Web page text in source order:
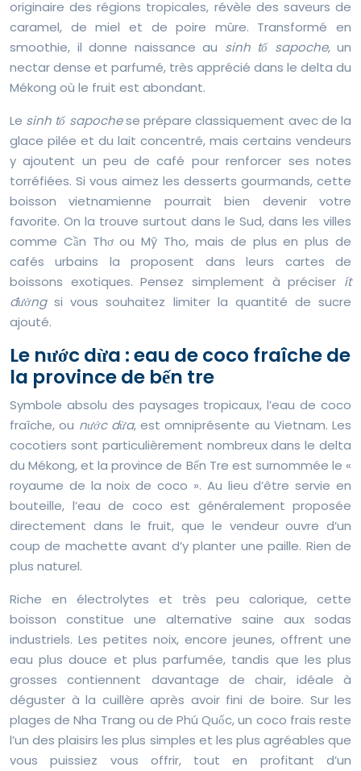
originaire des régions tropicales, révèle des saveurs de
caramel, de miel et de poire mûre. Transformé en
smoothie, il donne naissance au sinh tố sapoche, un
nectar dense et parfumé, très apprécié dans le delta du
Mékong où le fruit est abondant.
Le sinh tố sapochese prépare classiquement avec de la
glace pilée et du lait concentré, mais certains vendeurs
y ajoutent un peu de café pour renforcer ses notes
torréfiées. Si vous aimez les desserts gourmands, cette
boisson vietnamienne pourrait bien devenir votre
favorite. On la trouve surtout dans le Sud, dans les villes
comme Cần Thơ ou Mỹ Tho, mais de plus en plus de
cafés urbains la proposent dans leurs cartes de
boissons exotiques. Pensez simplement à préciser ít
đườngsi vous souhaitez limiter la quantité de sucre
ajouté.
Le nước dừa : eau de coco fraîche de
la province de bến tre
Symbole absolu des paysages tropicaux, l’eau de coco
fraîche, ou nước dừa, est omniprésente au Vietnam. Les
cocotiers sont particulièrement nombreux dans le delta
du Mékong, et la province de Bến Tre est surnommée le «
royaume de la noix de coco ». Au lieu d’être servie en
bouteille, l’eau de coco est généralement proposée
directement dans le fruit, que le vendeur ouvre d’un
coup de machette avant d’y planter une paille. Rien de
plus naturel.
Riche en électrolytes et très peu calorique, cette
boisson constitue une alternative saine aux sodas
industriels. Les petites noix, encore jeunes, offrent une
eau plus douce et plus parfumée, tandis que les plus
grosses contiennent davantage de chair, idéale à
déguster à la cuillère après avoir fini de boire. Sur les
plages de Nha Trang ou de Phú Quốc, un coco frais reste
l’un des plaisirs les plus simples et les plus agréables que
vous puissiez vous offrir, tout en profitant d’un